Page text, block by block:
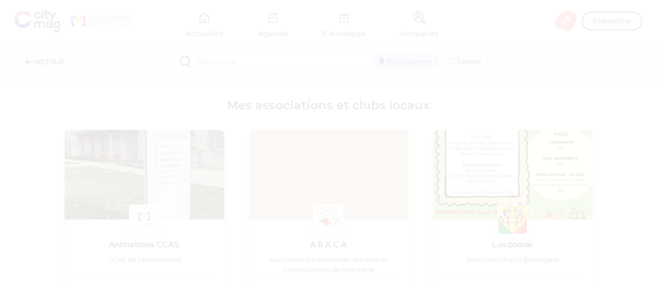
RETOUR Favoris
Animations CCAS
CCAS de Marcheprime
A R A C A
Association Réunionnaise des Amis et
Connaissances de l'Aquitaine
Lusdomar
Association franco/portugaise